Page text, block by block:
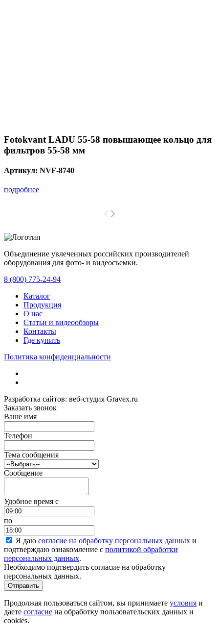
Fotokvant LADU 55-58 повышающее кольцо для
фильтров 55-58 мм
Артикул: NVF-8740
подробнее
Объединение увлеченных российских производителей
оборудования для фото- и видеосъемки.
8 (800) 775-24-94
Каталог
Продукция
О нас
Статьи и видеообзоры
Контакты
Где купить
Политика конфиденциальности
Разработка сайтов: веб-студия Gravex.ru
Заказать звонок
Ваше имя
Телефон
Тема сообщения
Сообщение
Удобное время c
по
Я даю согласие на обработку персональных данных и
подтверждаю ознакомление с политикой обработки
персональных данных.
Необходимо подтвердить согласие на обработку
персональных данных.
Отправить
Продолжая пользоваться сайтом, вы принимаете условия и
даете согласие на обработку пользовательских данных и
cookies.